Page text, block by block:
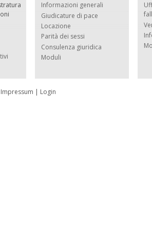
Informazioni generali
Giudicature di pace
Locazione
Parità dei sessi
Consulenza giuridica
Moduli
Impressum | Login